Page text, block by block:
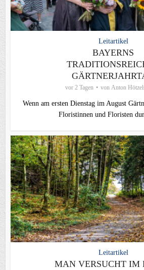
Leitartikel
BAYERNS
vor 2 Tagen von Anton
Wenn am ersten Dienstag im August
Floristinnen und Floristen
Leitartikel
MAN VERSUCHT IM